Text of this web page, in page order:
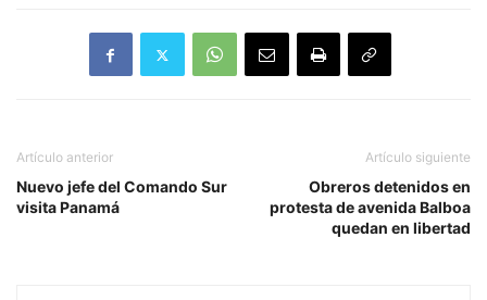
Artículo anterior
Nuevo jefe del Comando Sur
visita Panamá
Artículo siguiente
Obreros detenidos en
protesta de avenida Balboa
quedan en libertad